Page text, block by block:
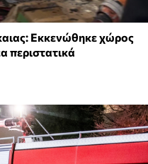
Εκκενώθηκε χώρος
περιστατικά